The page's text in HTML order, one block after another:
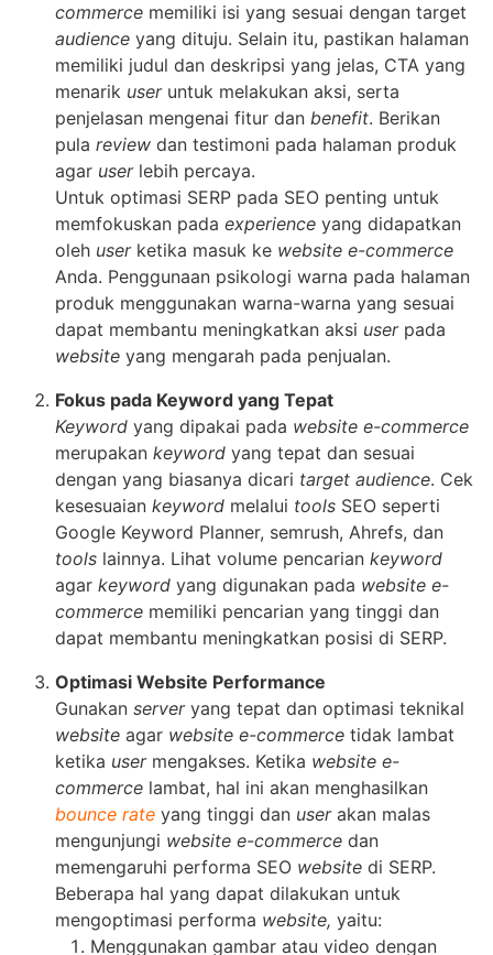
commercememiliki isi yang sesuai dengan target
audience yang dituju. Selain itu, pastikan halaman
memiliki judul dan deskripsi yang jelas, CTA yang
menarik user untuk melakukan aksi, serta
penjelasan mengenai fitur dan benefit. Berikan
pula reviewdan testimoni pada halaman produk
agar userlebih percaya.
Untuk optimasi SERP pada SEO penting untuk
memfokuskan pada experienceyang didapatkan
oleh user ketika masuk ke website e-commerce
Anda. Penggunaan psikologi warna pada halaman
produk menggunakan warna-warna yang sesuai
dapat membantu meningkatkan aksi userpada
websiteyang mengarah pada penjualan.
Fokus pada Keyword yang Tepat
Keywordyang dipakai pada website e-commerce
merupakan keyword yang tepat dan sesuai
dengan yang biasanya dicari target audience. Cek
kesesuaian keyword melalui tools SEO seperti
Google Keyword Planner, semrush, Ahrefs, dan
tools lainnya. Lihat volume pencarian keyword
agar keywordyang digunakan pada website e-
commercememiliki pencarian yang tinggi dan
dapat membantu meningkatkan posisi di SERP.
Optimasi Website Performance
Gunakan server yang tepat dan optimasi teknikal
websiteagar website e-commercetidak lambat
ketika usermengakses. Ketika website e-
commercelambat, hal ini akan menghasilkan
bounce rateyang tinggi dan userakan malas
mengunjungi website e-commercedan
memengaruhi performa SEO websitedi SERP.
Beberapa hal yang dapat dilakukan untuk
mengoptimasi performa website, yaitu:
Menggunakan gambar atau video dengan